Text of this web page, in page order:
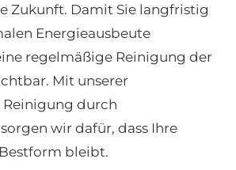
Zukunft. Damit Sie langfristig
Energieausbeute
regelmäßige Reinigung der
Mit unserer
durch
wir dafür, dass Ihre
bleibt.